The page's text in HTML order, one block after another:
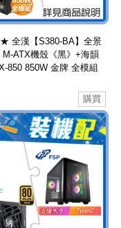
全漢【S380-BA】全景
M-ATX機殼《黑》+海韻
850 850W 金牌 全模組